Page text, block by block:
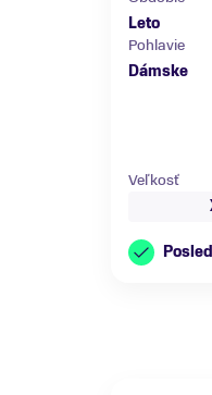
Leto
Pohlavie
Dámske
Veľkosť